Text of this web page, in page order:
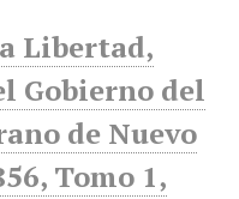
Libertad,
Gobierno del
de Nuevo
Tomo 1,